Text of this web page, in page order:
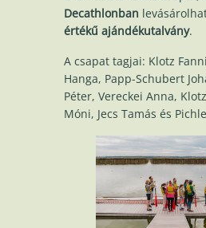
Decathlonban
értékű ajándékutalvány.
A csapat tagjai: Klotz
Hanga, Papp-Schubert
Péter, Vereckei Anna,
Móni, Jecs Tamás és